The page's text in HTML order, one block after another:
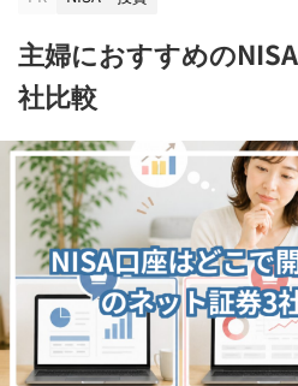
主婦におすすめの
社比較